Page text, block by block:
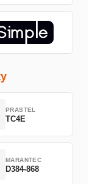
PRASTEL
TC4E
MARANTEC
D384-868